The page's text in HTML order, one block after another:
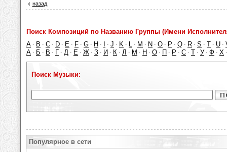
назад
Поиск Композиций по Названию Группы (Имени
A · B · C · D · E · F · G · H · · J · K · L · M · N · O · P · Q · R · S · T · U ·
А · Б · В · Г · Д · Е · Ж · З · И · К · Л · М · Н · О · П · Р · С · Т · У · Ф · Х
Поиск Музыки:
Популярное в сети